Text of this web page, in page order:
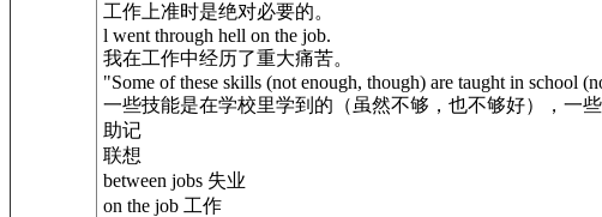
工作上准时是绝对必要的。
l went through hell on the job.
我在工作中经历了重大痛苦。
"Some of these skills (not enough, though) are taught in school
一些技能是在学校里学到的（虽然不够，也不够好），一
助记
联想
between jobs 失业
on the job 工作